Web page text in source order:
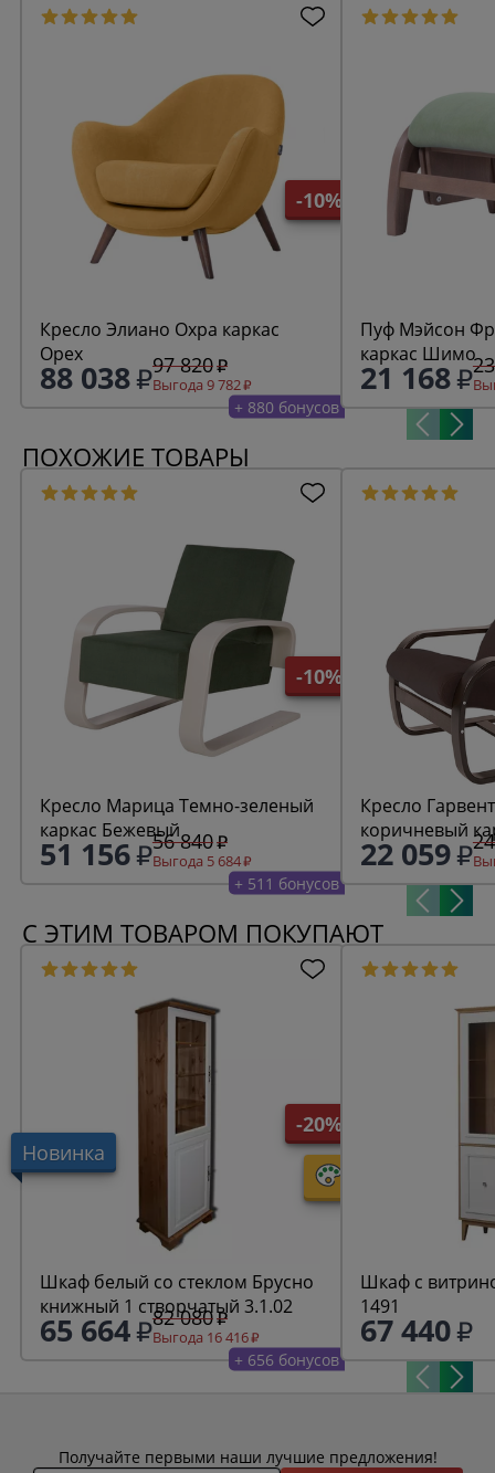
-10%
Кресло Элиано Охра каркас
Орех
88 038 97 820
Выгода 9 782
+ 880 бонусов
Пуф Мэйсон Фреш 19 минт
каркас Шимо
21 168
ПОХОЖИЕ ТОВАРЫ
-10%
Кресло Марица Темно-зеленый
каркас Бежевый
51 156 56 840
Выгода 5 684
+ 511 бонусов
Кресло Гарвента
22 059
С ЭТИМ ТОВАРОМ ПОКУПАЮТ
Новинка
-20%
Шкаф белый со стеклом Брусно
книжный 1 створчатый 3.1.02
65 664 82 080
Выгода 16 416
+ 656 бонусов
Шкаф с
1491
67 440
Получайте первыми наши лучшие предложения!